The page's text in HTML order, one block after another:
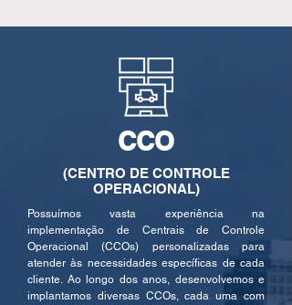
CCO
(CENTRO DE CONTROLE
OPERACIONAL)
Possuímos vasta experiência na
implementação de Centrais de Controle
Operacional (CCOs) personalizadas para
atender às necessidades específicas de cada
cliente. Ao longo dos anos, desenvolvemos e
implantamos diversas CCOs, cada uma com